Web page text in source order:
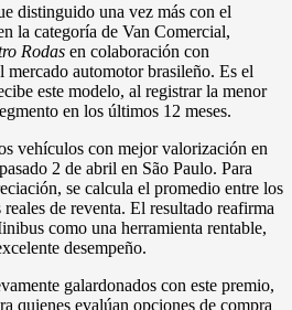
distinguido una vez más con el
la categoría de Van Comercial,
Rodas en colaboración con
mercado automotor brasileño. Es el
este modelo, al registrar la menor
en los últimos 12 meses.
vehículos con mejor valorización en
2 de abril en São Paulo. Para
se calcula el promedio entre los
de reventa. El resultado reafirma
como una herramienta rentable,
desempeño.
galardonados con este premio,
quienes evalúan opciones de compra